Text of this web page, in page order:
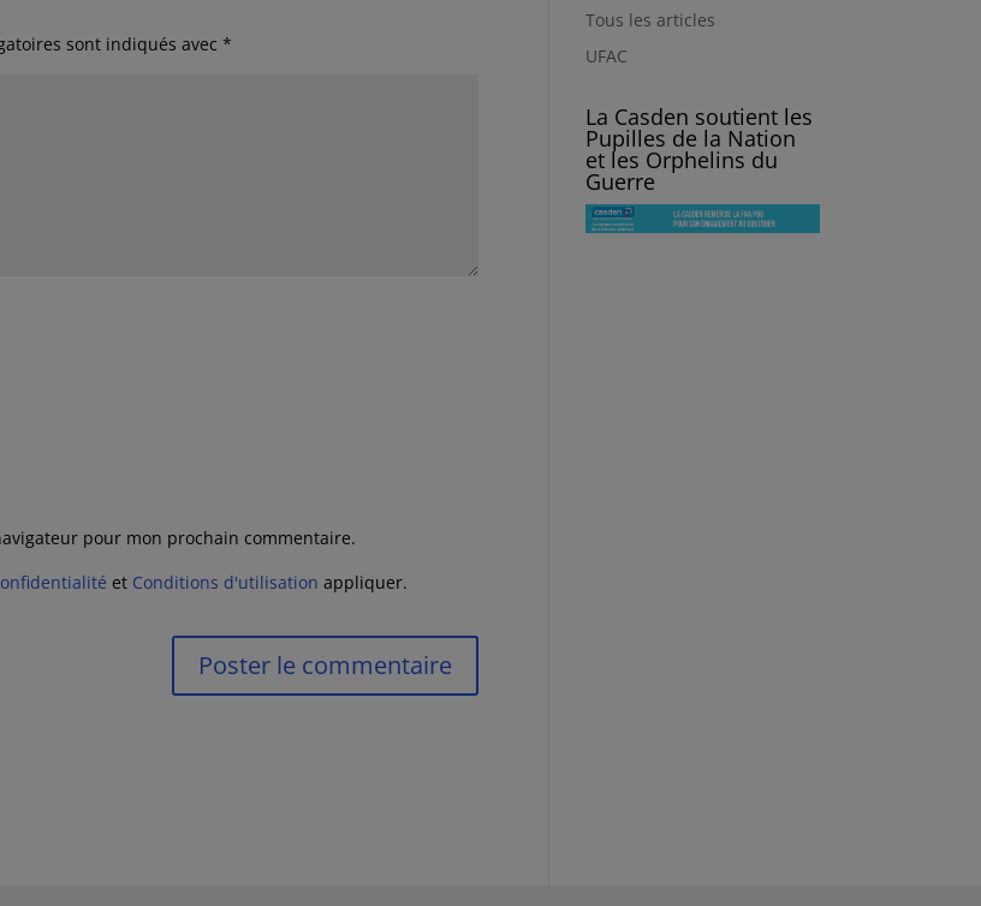
sont indiqués avec*
pour mon prochain commentaire.
et Conditions d'utilisation appliquer.
Tous les articles
UFAC
La Casden soutient les
Pupilles de la Nation
et les Orphelins du
Guerre